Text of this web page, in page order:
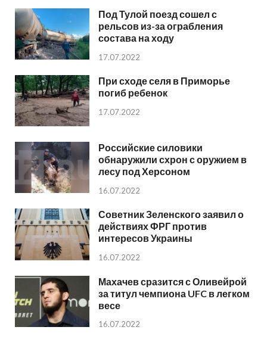
Под Тулой поезд сошел с
рельсов из-за ограбления
состава на ходу
17.07.2022
При сходе селя в Приморье
погиб ребенок
17.07.2022
Российские силовики
обнаружили схрон с оружием в
лесу под Херсоном
16.07.2022
Советник Зеленского заявил о
действиях ФРГ против
интересов Украины
16.07.2022
Махачев сразится с Оливейрой
за титул чемпиона UFC в легком
весе
16.07.2022